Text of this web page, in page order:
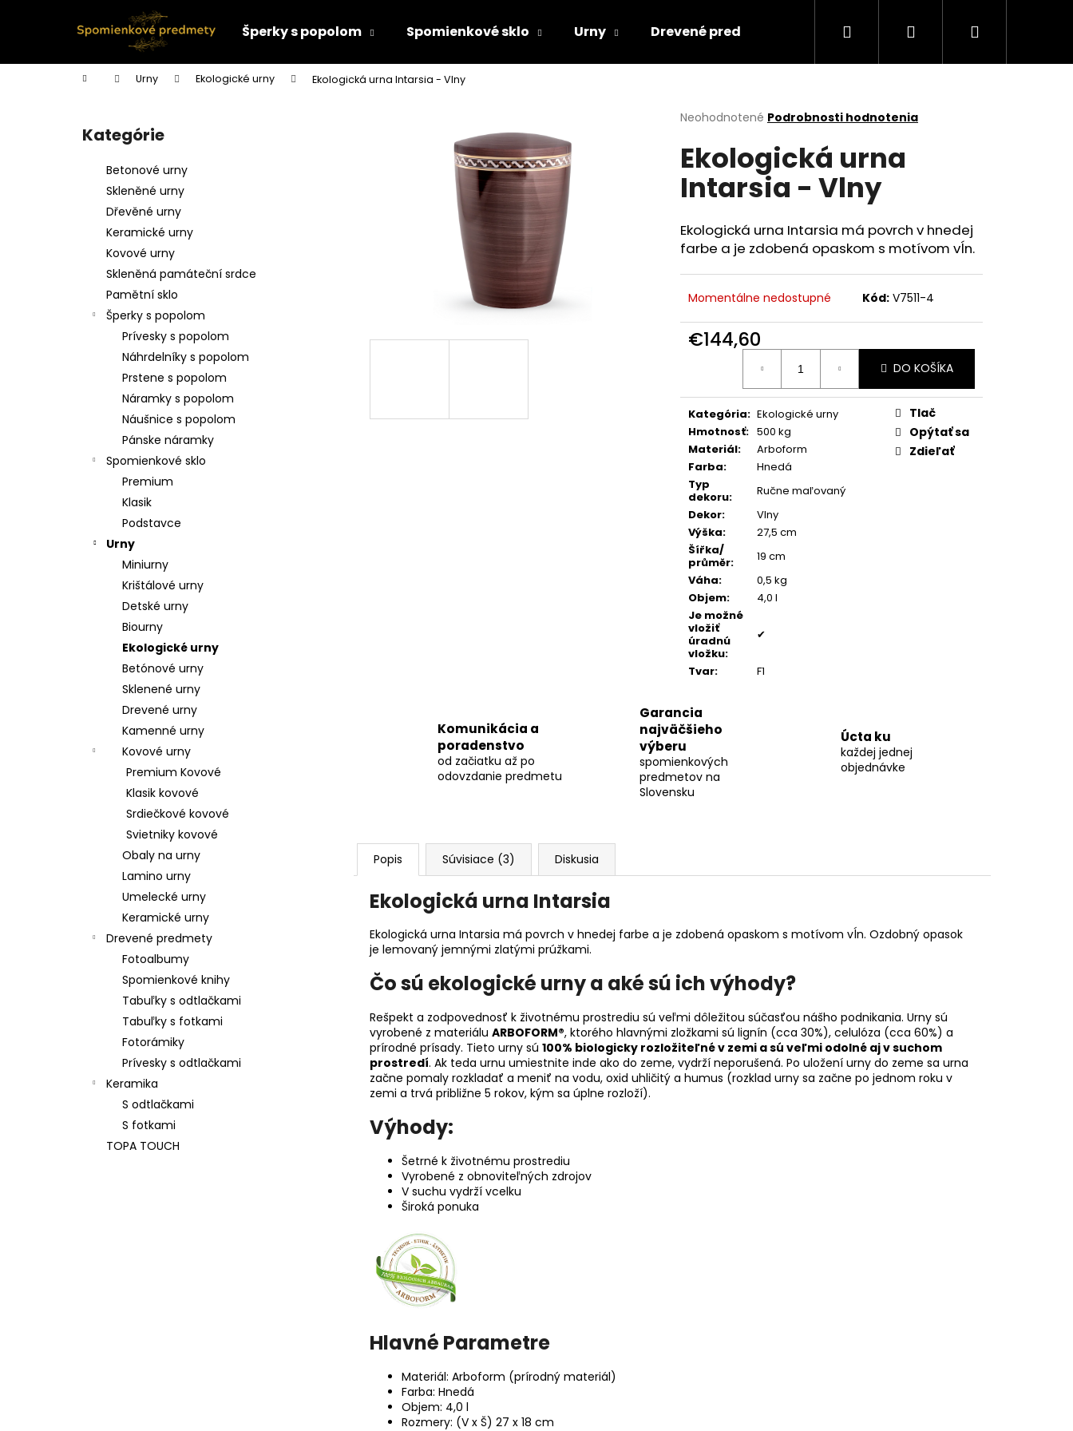
Šperky s popolom Spomienkové sklo Urny Drevené predmety Keramika Ako objednať
Hľadať PrihlásenieNákupný
Domov Urny Ekologické urny Ekologická urna Intarsia - Vlny
Preskočiť
kategórie
Kategórie
Betonové urny
Skleněné urny
Dřevěné urny
Keramické urny
Kovové urny
Skleněná památeční srdce
Pamětní sklo
Šperky s popolom
Prívesky s popolom
Náhrdelníky s popolom
Prstene s popolom
Náramky s popolom
Náušnice s popolom
Pánske náramky
Spomienkové sklo
Premium
Klasik
Podstavce
Urny
Miniurny
Krištálové urny
Detské urny
Biourny
Ekologické urny
Betónové urny
Sklenené urny
Drevené urny
Kamenné urny
Kovové urny
Premium Kovové
Klasik kovové
Srdiečkové kovové
Svietniky kovové
Obaly na urny
Lamino urny
Umelecké urny
Keramické urny
Drevené predmety
Fotoalbumy
Spomienkové knihy
Tabuľky s odtlačkami
Tabuľky s fotkami
Fotorámiky
Prívesky s odtlačkami
Keramika
S odtlačkami
S fotkami
TOPA TOUCH
Priemerné
produktu
je
0,0
hviezdičiek.
Neohodnotené Podrobnosti hodnotenia
Ekologická urna
Intarsia - Vlny
Ekologická urna Intarsia má povrch v hnedej
farbe a je zdobená opaskom s motívom vĺn.
Momentálne nedostupné Kód: V7511-4
€144,60
Jednotková
DO KOŠÍKA
Kategória: Ekologické urny
Hmotnosť: 500 kg
Materiál:
Arboform
Farba:
Hnedá
Typ
dekoru:
Ručne maľovaný
Dekor:
Vlny
Výška:
27,5 cm
Šířka/
průměr:
19 cm
Váha:
0,5 kg
Objem:
4,0 l
Je možné
vložiť
úradnú
vložku:
✔
Tvar: F1
Tlač
Opýtať sa
Zdieľať
Komunikácia a
poradenstvo
od začiatku až po
odovzdanie predmetu
Garancia
najväčšieho
výberu
spomienkových
predmetov na
Slovensku
Úcta ku
každej jednej
objednávke
Popis Súvisiace (3) Diskusia
Ekologická urna Intarsia
Ekologická urna Intarsia má povrch v hnedej farbe a je zdobená opaskom s motívom vĺn. Ozdobný opasok
je lemovaný jemnými zlatými prúžkami.
Čo sú ekologické urny a aké sú ich výhody?
Rešpekt a zodpovednosť k životnému prostrediu sú veľmi dôležitou súčasťou nášho podnikania. Urny sú
vyrobené z materiálu ARBOFORM®, ktorého hlavnými zložkami sú lignín (cca 30%), celulóza (cca 60%) a
prírodné prísady. Tieto urny sú 100% biologicky rozložiteľné v zemi a sú veľmi odolné aj v suchom
prostredí. Ak teda urnu umiestnite inde ako do zeme, vydrží neporušená. Po uložení urny do zeme sa urna
začne pomaly rozkladať a meniť na vodu, oxid uhličitý a humus (rozklad urny sa začne po jednom roku v
zemi a trvá približne 5 rokov, kým sa úplne rozloží).
Výhody:
Šetrné k životnému prostrediu
Vyrobené z obnoviteľných zdrojov
V suchu vydrží vcelku
Široká ponuka
Hlavné Parametre
Materiál: Arboform (prírodný materiál)
Farba: Hnedá
Objem: 4,0 l
Rozmery: (V x Š) 27 x 18 cm
í
Späť
do
Späť
do
Čo potrebujete nájsť?
Odporúčame
Nasledujúce
POZLÁTENÝ PRSTEŇ PERLEŤ
POZLÁTENÝ PRSTEŇ MODRÝ ACHÁT